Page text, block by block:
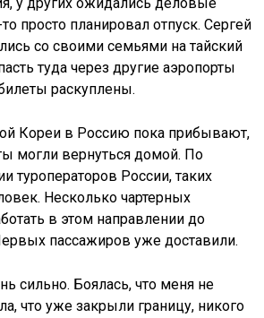
просто планировал отпуск. Сергей
со своими семьями на тайский
туда через другие аэропорты
раскуплены.
Кореи в Россию пока прибывают,
могли вернуться домой. По
туроператоров России, таких
Несколько чартерных
в этом направлении до
пассажиров уже доставили.
сильно. Боялась, что меня не
что уже закрыли границу, никого